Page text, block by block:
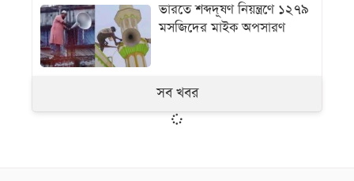
ভারতে শব্দদূষণ নিয়ন্ত্রণে ১২৭৯
মসজিদের মাইক অপসারণ
সব খবর